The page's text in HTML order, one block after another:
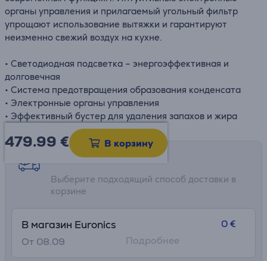
органы управления и прилагаемый угольный фильтр
упрощают использование вытяжки и гарантируют
неизменно свежий воздух на кухне.
• Светодиодная подсветка – энергоэффективная и
долговечная
• Система предотвращения образования конденсата
• Электронные органы управления
• Эффективный бустер для удаления запахов и жира
479.99 € В корзину
Возможности доставки
Выберите подходящий способ доставки в
корзине
В магазин Euronics
От 08.09
0 €
Подробнее